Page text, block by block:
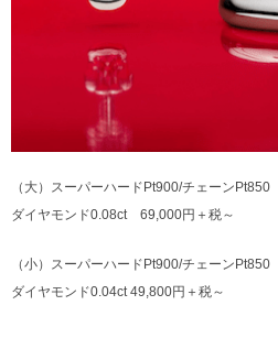
（大）スーパーハードPt900/チェーンPt850
ダイヤモンド0.08ct 69,000円＋税～
（小）スーパーハードPt900/チェーンPt850
ダイヤモンド0.04ct 49,800円＋税～